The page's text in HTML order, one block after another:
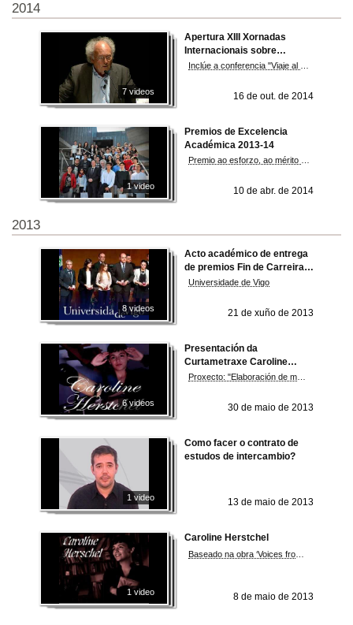
2014
7 videos
Apertura XIII Xornadas
Internacionais sobre
Asociacionismo nos
Universitarios de Maiores
16 de out. de 2014
1 video
Premios de Excelencia
Académica 2013-14
10 de abr. de 2014
2013
8 videos
Acto académico de entrega
de premios Fin de Carreira,
Grao e Doutoramento
Universidade de Vigo
21 de xuño de 2013
6 videos
Presentación da
Curtametraxe Caroline
Herstchel
30 de maio de 2013
1 video
Como facer o contrato de
estudos de intercambio?
13 de maio de 2013
1 video
Caroline Herstchel
8 de maio de 2013